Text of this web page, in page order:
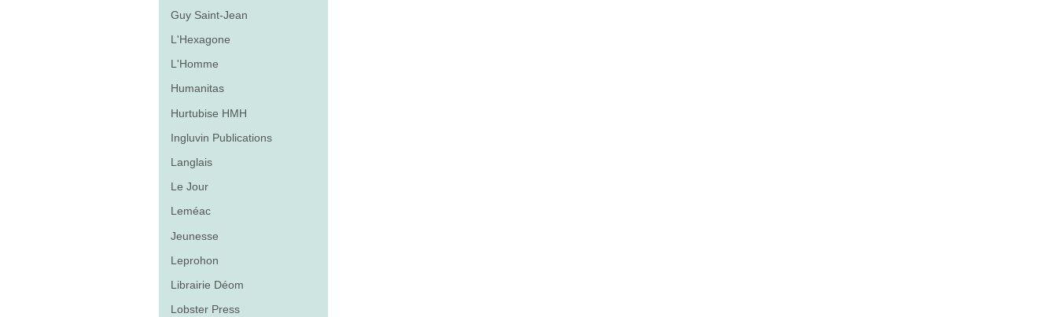
Guy Saint-Jean
L'Hexagone
L'Homme
Humanitas
Hurtubise HMH
Ingluvin Publications
Langlais
Le Jour
Leméac
Jeunesse
Leprohon
Librairie Déom
Lobster Press